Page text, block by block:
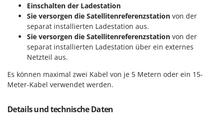
Einschalten der Ladestation
Sie versorgen die Satellitenreferenzstation von der
separat installierten Ladestation aus.
Sie versorgen die Satellitenreferenzstation von der
separat installierten Ladestation über ein externes
Netzteil aus.
Es können maximal zwei Kabel von je 5 Metern oder ein 15-
Meter-Kabel verwendet werden.
Details und technische Daten